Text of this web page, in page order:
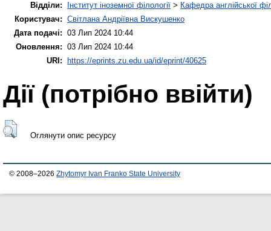
Відділи:
Інститут іноземної філології > Кафедра англійської
Користувач: Світлана Андріївна Вискушенко
Дата подачі: 03 Лип 2024 10:44
Оновлення: 03 Лип 2024 10:44
URI:
https://eprints.zu.edu.ua/id/eprint/40625
Дії ​​(потрібно ввійти)
Оглянути опис ресурсу
© 2008–2026 Zhytomyr Ivan Franko State University